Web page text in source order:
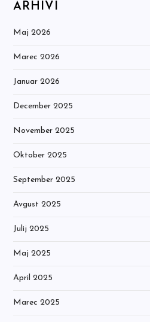
ARHIVI
Maj 2026
Marec 2026
Januar 2026
December 2025
November 2025
Oktober 2025
September 2025
Avgust 2025
Julij 2025
Maj 2025
April 2025
Marec 2025